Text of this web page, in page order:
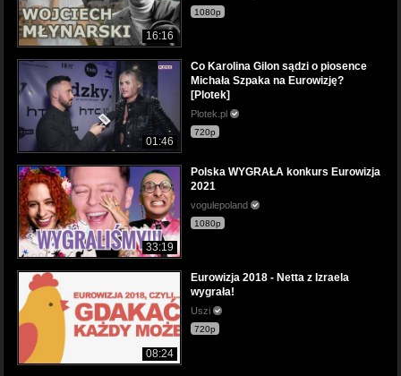
16:16
1080p
01:46
Co Karolina Gilon sądzi o piosence
Michała Szpaka na Eurowizję?
[Plotek]
Plotek.pl
720p
33:19
Polska WYGRAŁA konkurs Eurowizja
2021
vogulepoland
1080p
08:24
Eurowizja 2018 - Netta z Izraela
wygrała!
Uszi
720p